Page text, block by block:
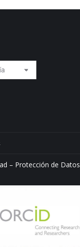
– Protección de Datos